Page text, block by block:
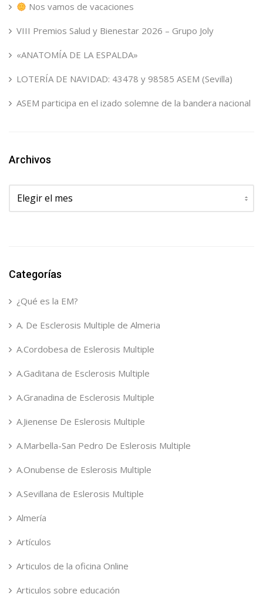
Nos vamos de vacaciones
VIII Premios Salud y Bienestar 2026 – Grupo Joly
«ANATOMÍA DE LA ESPALDA»
LOTERÍA DE NAVIDAD: 43478 y 98585 ASEM (Sevilla)
ASEM participa en el izado solemne de la bandera nacional
Archivos
Archivos
Categorías
¿Qué es la EM?
A. De Esclerosis Multiple de Almeria
A.Cordobesa de Eslerosis Multiple
A.Gaditana de Esclerosis Multiple
A.Granadina de Esclerosis Multiple
A.Jienense De Eslerosis Multiple
A.Marbella-San Pedro De Eslerosis Multiple
A.Onubense de Eslerosis Multiple
A.Sevillana de Eslerosis Multiple
Almería
Artículos
Articulos de la oficina Online
Articulos sobre educación